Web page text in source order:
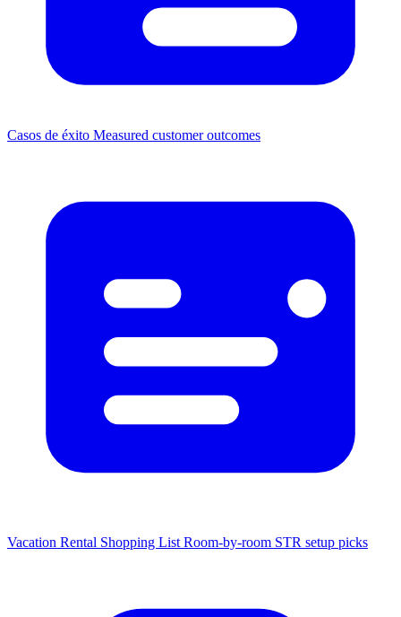
Casos de éxito Measured customer outcomes
Vacation Rental Shopping List Room-by-room STR setup picks